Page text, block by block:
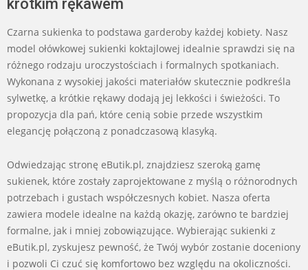
krótkim rękawem
Czarna sukienka to podstawa garderoby każdej kobiety. Nasz
model ołówkowej sukienki koktajlowej idealnie sprawdzi się na
różnego rodzaju uroczystościach i formalnych spotkaniach.
Wykonana z wysokiej jakości materiałów skutecznie podkreśla
sylwetkę, a krótkie rękawy dodają jej lekkości i świeżości. To
propozycja dla pań, które cenią sobie przede wszystkim
elegancję połączoną z ponadczasową klasyką.
Odwiedzając stronę eButik.pl, znajdziesz szeroką gamę
sukienek, które zostały zaprojektowane z myślą o różnorodnych
potrzebach i gustach współczesnych kobiet. Nasza oferta
zawiera modele idealne na każdą okazję, zarówno te bardziej
formalne, jak i mniej zobowiązujące. Wybierając sukienki z
eButik.pl, zyskujesz pewność, że Twój wybór zostanie doceniony
i pozwoli Ci czuć się komfortowo bez względu na okoliczności.